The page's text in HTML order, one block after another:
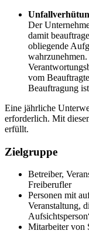
Der
damit
obliegende
vom
Beauftragung
Eine jährliche
erforderlich. Mit
erfüllt.
Zielgruppe
Betreiber,
Freiberufler
Personen mit
Veranstaltung,
Mitarbeiter von